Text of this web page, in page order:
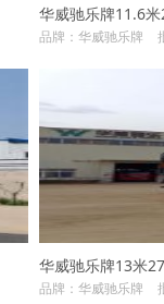
华威驰乐牌11.6
品牌：华威驰乐牌
华威驰乐牌13米
品牌：华威驰乐牌